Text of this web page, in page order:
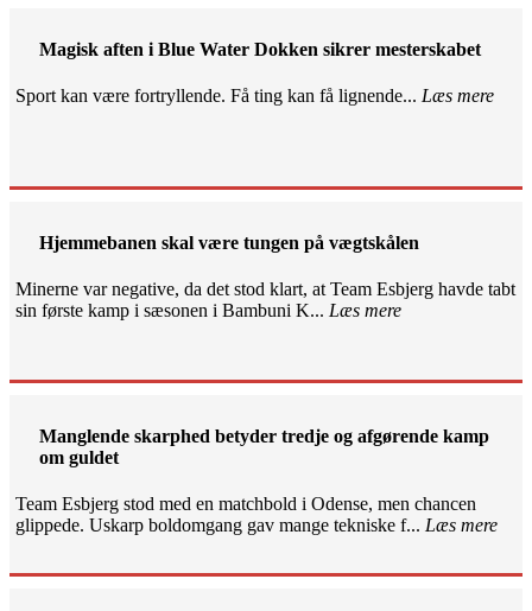
Magisk aften i Blue Water Dokken sikrer mesterskabet
Sport kan være fortryllende. Få ting kan få lignende... Læs mere
Hjemmebanen skal være tungen på vægtskålen
Minerne var negative, da det stod klart, at Team Esbjerg havde tabt
sin første kamp i sæsonen i Bambuni K... Læs mere
Manglende skarphed betyder tredje og afgørende kamp
om guldet
Team Esbjerg stod med en matchbold i Odense, men chancen
glippede. Uskarp boldomgang gav mange tekniske f... Læs mere